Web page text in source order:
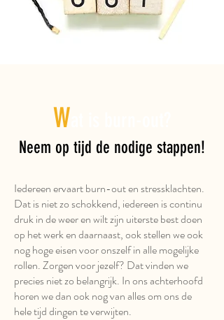
W
Neem op tijd de nodige stappen!
Iedereen ervaart burn-out en stressklachten.
Dat is niet zo schokkend, iedereen is continu
druk in de weer en wilt zijn uiterste best doen
op het werk en daarnaast, ook stellen we ook
nog hoge eisen voor onszelf in alle mogelijke
rollen. Zorgen voor jezelf? Dat vinden we
precies niet zo belangrijk. In ons achterhoofd
horen we dan ook nog van alles om ons de
hele tijd dingen te verwijten.